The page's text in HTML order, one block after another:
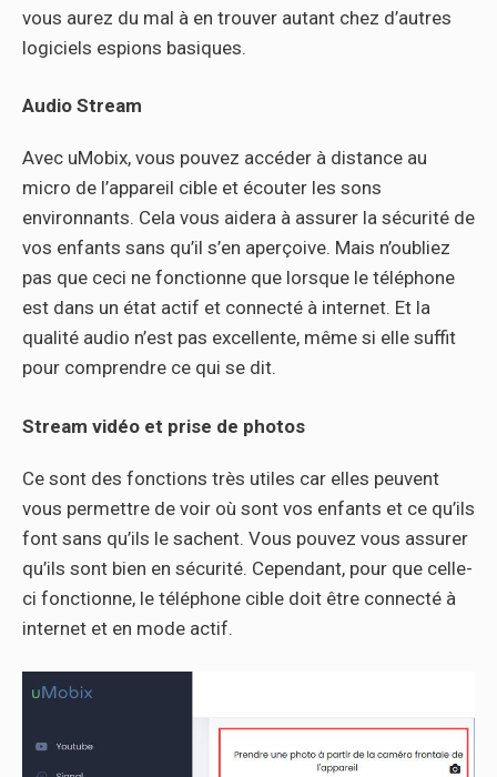
vous aurez du mal à en trouver autant chez d’autres
logiciels espions basiques.
Audio Stream
Avec uMobix, vous pouvez accéder à distance au
micro de l’appareil cible et écouter les sons
environnants. Cela vous aidera à assurer la sécurité de
vos enfants sans qu’il s’en aperçoive. Mais n’oubliez
pas que ceci ne fonctionne que lorsque le téléphone
est dans un état actif et connecté à internet. Et la
qualité audio n’est pas excellente, même si elle suffit
pour comprendre ce qui se dit.
Stream vidéo et prise de photos
Ce sont des fonctions très utiles car elles peuvent
vous permettre de voir où sont vos enfants et ce qu’ils
font sans qu’ils le sachent. Vous pouvez vous assurer
qu’ils sont bien en sécurité. Cependant, pour que celle-
ci fonctionne, le téléphone cible doit être connecté à
internet et en mode actif.